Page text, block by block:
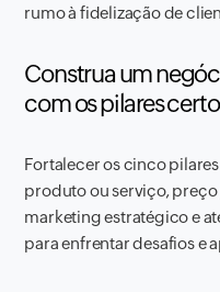
rumo à fidelização de
Construa um
com os pilares
Fortalecer os cinco
produto ou serviço,
marketing estratégico e
para enfrentar desafios e